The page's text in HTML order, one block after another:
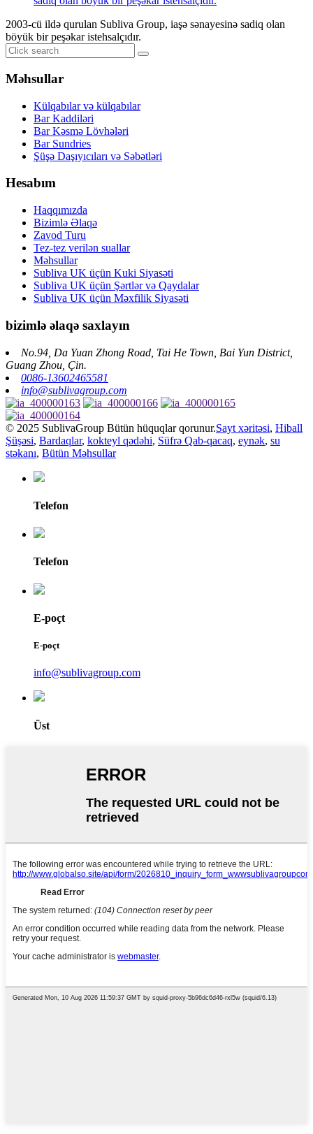
2003-cü ildə qurulan Subliva Group, iaşə sənayesinə sadiq olan
böyük bir peşəkar istehsalçıdır.
Məhsullar
Külqabılar və külqabılar
Bar Kaddiləri
Bar Kəsmə Lövhələri
Bar Sundries
Şüşə Daşıyıcıları və Səbətləri
Hesabım
Haqqımızda
Bizimlə Əlaqə
Zavod Turu
Tez-tez verilən suallar
Məhsullar
Subliva UK üçün Kuki Siyasəti
Subliva UK üçün Şərtlər və Qaydalar
Subliva UK üçün Məxfilik Siyasəti
bizimlə əlaqə saxlayın
No.94, Da Yuan Zhong Road, Tai He Town, Bai Yun District,
Guang Zhou, Çin.
0086-13602465581
info@sublivagroup.com
© 2025 SublivaGroup Bütün hüquqlar qorunur.Sayt xəritəsi, Hiball
Şüşəsi, Bardaqlar, kokteyl qədəhi, Süfrə Qab-qacaq, eynək, su
stəkanı, Bütün Məhsullar
Telefon
Telefon
E-poçt
E-poçt
info@sublivagroup.com
Üst